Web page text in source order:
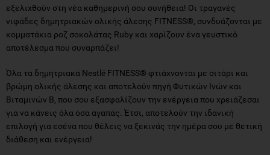
εξελιχθούν στη νέα καθημερινή σου συνήθεια! Οι τραγανές
νιφάδες δημητριακών ολικής άλεσης FITNESS®, συνδυάζονται με
κομματάκια ροζ σοκολάτας Ruby και χαρίζουν ένα γευστικό
αποτέλεσμα που συναρπάζει!
Όλα τα δημητριακά Nestlé FITNESS® φτιάχνονται με σιτάρι και
βρώμη ολικής άλεσης και αποτελούν πηγή Φυτικών Ινών και
Βιταμινών Β, που σου εξασφαλίζουν την ενέργεια που χρειάζεσαι
για να κάνεις όλα όσα αγαπάς. Έτσι, αποτελούν την ιδανική
επιλογή για εσένα που θέλεις να ξεκινάς την ημέρα σου με θετική
διάθεση και ενέργεια!